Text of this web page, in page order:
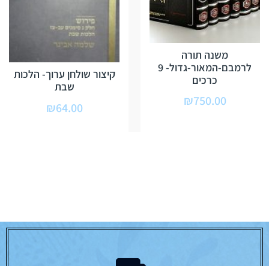
משנה תורה
לרמבם-המאור-גדול- 9
כרכים
₪750.00
קיצור שולחן ערוך- הלכות
שבת
₪64.00